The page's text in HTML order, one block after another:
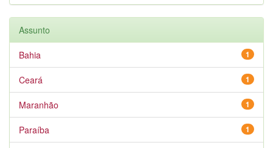
Assunto
1
Bahia
1
Ceará
1
Maranhão
1
Paraíba